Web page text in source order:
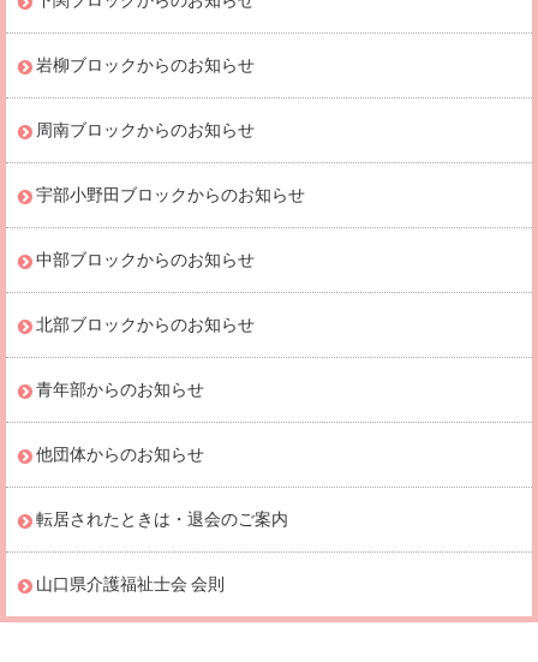
岩柳ブロックからのお知らせ
周南ブロックからのお知らせ
宇部小野田ブロックからのお知らせ
中部ブロックからのお知らせ
北部ブロックからのお知らせ
青年部からのお知らせ
他団体からのお知らせ
転居されたときは・退会のご案内
山口県介護福祉士会 会則